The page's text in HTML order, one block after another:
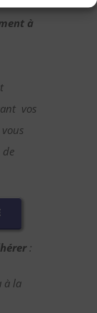
à
vos
de
:
à la